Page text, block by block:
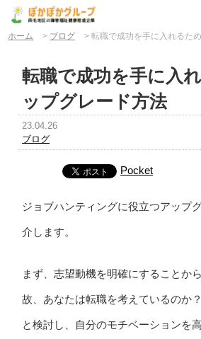
ホーム > ブログ >転職で成功を手に入れるた
転職で成功を手に入
ップグレード方法
23.04.26
ブログ
Pocket
ジョブハンティングに役立つアップ
介します。
まず、志望動機を明確にすることか
故、あなたは転職を考えているのか
と検討し、自分のモチベーションを